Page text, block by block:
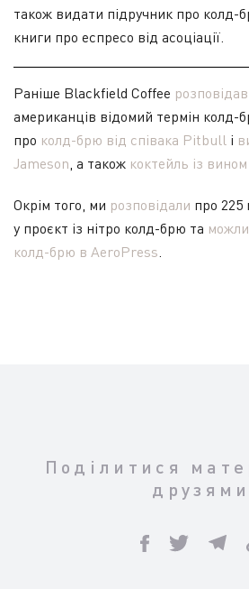
також видати підручник про колд-
книги про еспресо від асоціації.
Раніше Blackfield Coffee розповідав
американців відомий термін
про колд-брю від співака Pitbull і
Jameson, а також коктейль із
Окрім того, ми розповідали про 225
у проєкт із нітро колд-брю та
колд-брю в AeroPress.
Поділитися
друзями